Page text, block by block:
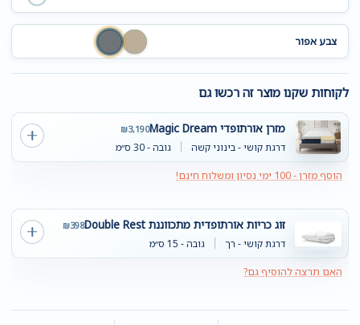
לקוחות שקנו מוצר זה רכשו גם
מזרן אורתופדי Magic Dream ₪3,190
דרגת קושי - בינוני קשה גובה - 30 ס״מ
הוסף מזרן - 100 ימי נסיון ומשלוח חינם!
זוג כריות אורתופדית מתכווננת Double Rest ₪398
דרגת קושי - רך גובה - 15 ס״מ
האם תרצה להוסיף גם?